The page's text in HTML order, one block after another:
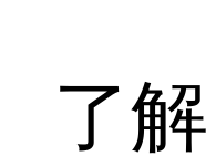
了解